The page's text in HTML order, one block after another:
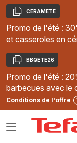
Copier
CERAMETE
Promo de l'été :
et casseroles en
Copier
BBQETE26
Promo de l'été :
barbecues avec le
Conditions de l'offre
Ouvrir